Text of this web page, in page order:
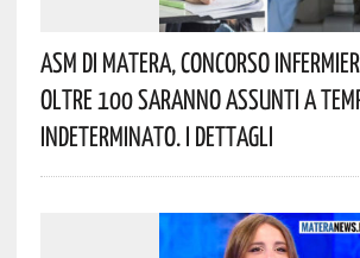
Asm Di Matera, Concorso
Oltre 100 Saranno Assunti A
Indeterminato. I Dettagli